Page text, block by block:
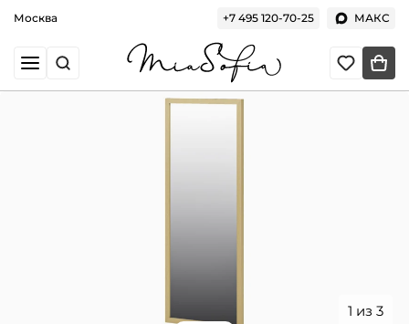
Москва +7 495 120-70-25 МАКС
1 из 3